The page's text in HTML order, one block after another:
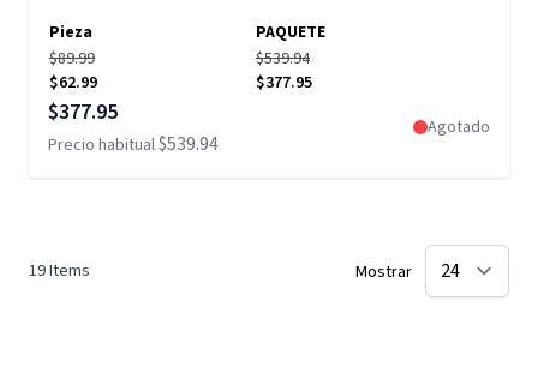
Pieza
PAQUETE
$89.99
$62.99
$539.94
$377.95
Precio especial
$377.95
Precio habitual$539.94
Agotado
19Items Mostrar